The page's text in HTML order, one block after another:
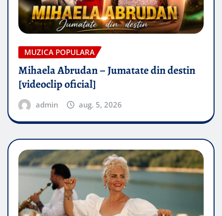
MUZICA POPULARA
Mihaela Abrudan – Jumatate din destin
[videoclip oficial]
admin aug. 5, 2026